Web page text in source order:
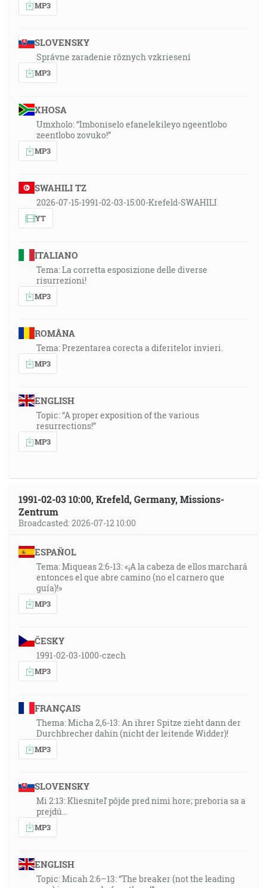
MP3
SLOVENSKY
Správne zaradenie rôznych vzkriesení
MP3
XHOSA
Umxholo: “Imboniselo efanelekileyo ngeentlobo
zeentlobo zovuko!”
MP3
SWAHILI TZ
2026-07-15-1991-02-03-15:00-Krefeld-SWAHILI
YT
ITALIANO
Tema: La corretta esposizione delle diverse
risurrezioni!
MP3
ROMÂNA
Tema: Prezentarea corecta a diferitelor invieri.
MP3
ENGLISH
Topic: “A proper exposition of the various
resurrections!”
MP3
1991-02-03 10:00, Krefeld, Germany, Missions-
Zentrum
Broadcasted: 2026-07-12 10:00
ESPAÑOL
Tema: Miqueas 2:6-13: «¡A la cabeza de ellos marchará
entonces el que abre camino (no el carnero que
guía)!»
MP3
ČESKY
1991-02-03-1000-czech
MP3
FRANÇAIS
Thema: Micha 2,6-13: An ihrer Spitze zieht dann der
Durchbrecher dahin (nicht der leitende Widder)!
MP3
SLOVENSKY
Mi 2:13: Kliesniteľ pôjde pred nimi hore; preboria sa a
prejdú…
MP3
ENGLISH
Topic: Micah 2:6–13: “The breaker (not the leading